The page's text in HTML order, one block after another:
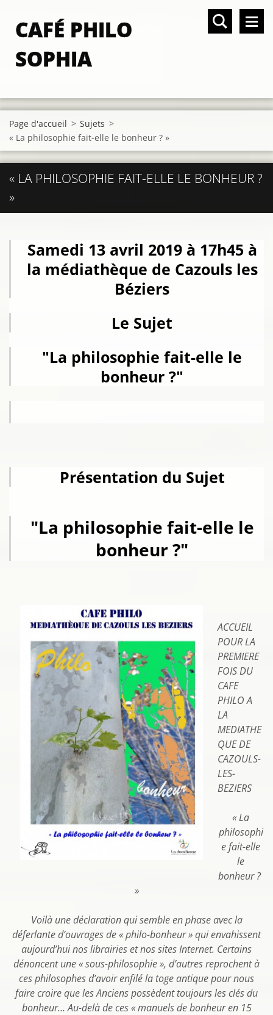
CAFÉ PHILO
SOPHIA
Page d'accueil > Sujets >
« La philosophie fait-elle le bonheur ? »
« LA PHILOSOPHIE FAIT-ELLE LE BONHEUR ?
»
Samedi 13 avril 2019 à 17h45 à
la médiathèque de Cazouls les
Béziers
Le Sujet
"La philosophie fait-elle le
bonheur ?"
Présentation du Sujet
"La philosophie fait-elle le
bonheur ?"
ACCUEIL
POUR LA
PREMIERE
FOIS DU
CAFE
PHILO A
LA
MEDIATHE
QUE DE
CAZOULS-
LES-
BEZIERS
« La
philosophi
e fait-elle
le
bonheur ?
»
Voilà une déclaration qui semble en phase avec la
déferlante d’ouvrages de « philo-bonheur » qui envahissent
aujourd’hui nos librairies et nos sites Internet. Certains
dénoncent une « sous-philosophie », d’autres reprochent à
ces philosophes d’avoir enfilé la toge antique pour nous
faire croire que les Anciens possèdent toujours les clés du
bonheur… Au-delà de ces « manuels de bonheur en 15